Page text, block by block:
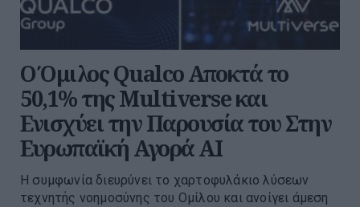
Ο Όμιλος Qualco Αποκτά το
50,1% της Multiverse και
Ενισχύει την Παρουσία του Στην
Ευρωπαϊκή Αγορά ΑΙ
Η συμφωνία διευρύνει το χαρτοφυλάκιο λύσεων
τεχνητής νοημοσύνης του Ομίλου και ανοίγει άμεση